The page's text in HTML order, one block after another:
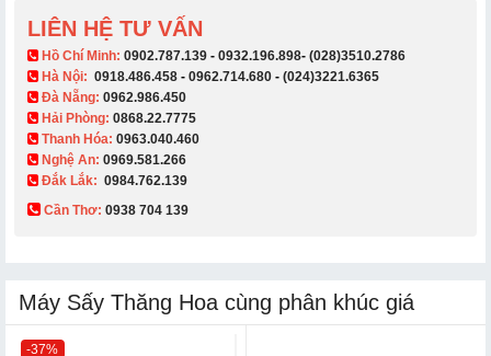
LIÊN HỆ TƯ VẤN
​ Hồ Chí Minh: 0902.787.139 - 0932.196.898- (028)3510.2786
Hà Nội: 0918.486.458 - 0962.714.680 - (024)3221.6365
Đà Nẵng: 0962.986.450
Hải Phòng: 0868.22.7775
Thanh Hóa: 0963.040.460
Nghệ An: 0969.581.266
Đắk Lắk: 0984.762.139
Cần Thơ: 0938 704 139​
Máy Sấy Thăng Hoa cùng phân khúc giá
-37%